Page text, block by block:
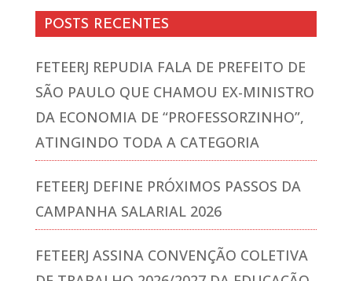
POSTS RECENTES
FETEERJ REPUDIA FALA DE PREFEITO DE
SÃO PAULO QUE CHAMOU EX-MINISTRO
DA ECONOMIA DE “PROFESSORZINHO”,
ATINGINDO TODA A CATEGORIA
FETEERJ DEFINE PRÓXIMOS PASSOS DA
CAMPANHA SALARIAL 2026
FETEERJ ASSINA CONVENÇÃO COLETIVA